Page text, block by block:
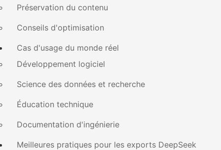
Préservation du contenu
Conseils d'optimisation
Cas d'usage du monde réel
Développement logiciel
Science des données et recherche
Éducation technique
Documentation d'ingénierie
Meilleures pratiques pour les exports DeepSeek